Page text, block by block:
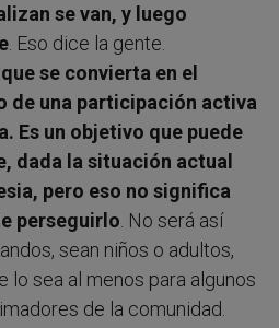
se van, y luego
. Eso dice la gente.
se convierta en el
de una participación activa
Es un objetivo que puede
dada la situación actual
pero eso no significa
perseguirlo . No será así
sean niños o adultos,
lo sea al menos para algunos
de la comunidad.